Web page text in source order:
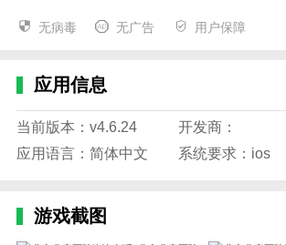
3.关注医生，随时阅读医生发表的文章
5.对症下药比较放心，根据病情推荐药
6.为患者提供预约挂号、当日挂号、预
定、检查化验结果查询等功能。
1.我相信儿童医院医生每次去都能精准
无病毒 无广告 用户保障
应用信息
当前版本：v4.6.24
开发商：
应用语言：简体中文
系统要求：ios
游戏截图